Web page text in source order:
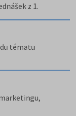
z 1.
tématu